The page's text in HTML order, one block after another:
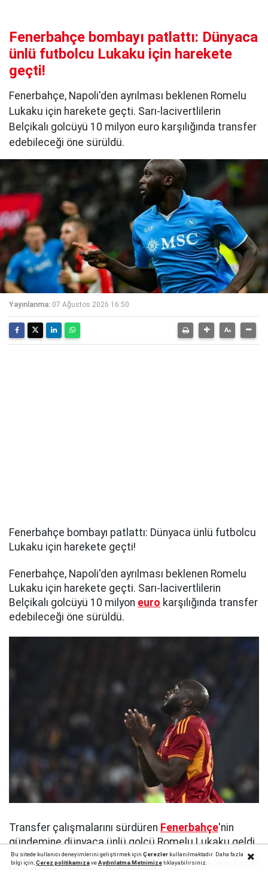
Fenerbahçe bombayı patlattı: Dünyaca
ünlü futbolcu Lukaku için harekete
geçti!
Fenerbahçe, Napoli'den ayrılması beklenen Romelu
Lukaku için harekete geçti. Sarı-lacivertlilerin
Belçikalı golcüyü 10 milyon euro karşılığında transfer
edebileceği öne sürüldü.
Yayınlanma: 07 Ağustos 2026 16:50
Fenerbahçe bombayı patlattı: Dünyaca ünlü futbolcu
Lukaku için harekete geçti!
Fenerbahçe, Napoli'den ayrılması beklenen Romelu
Lukaku için harekete geçti. Sarı-lacivertlilerin
Belçikalı golcüyü 10 milyon euro karşılığında transfer
edebileceği öne sürüldü.
Transfer çalışmalarını sürdüren Fenerbahçe'nin
gündemine dünyaca ünlü golcü Romelu Lukaku geldi.
Il Mattino'nun haberine göre sarı-lacivertli ekip,
Bu sitede kullanıcı deneyimlerini geliştirmek için Çerezlerkullanılmaktadır. Daha fazla
bilgi için;Çerez politikamızaveAydınlatma Metnimizetıklayabilirsiniz.Reklamı Kapat